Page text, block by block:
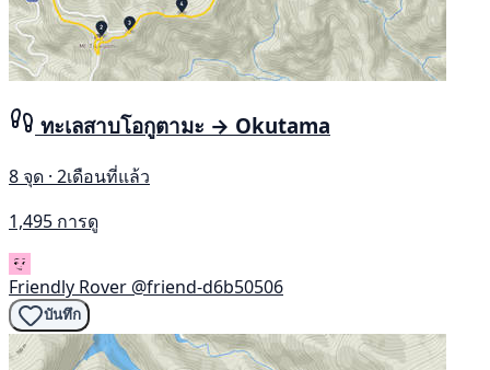
ทะเลสาบโอกูตามะ → Okutama
8 จุด · 2เดือนที่แล้ว
1,495 การดู
Friendly Rover @friend-d6b50506
บันทึก